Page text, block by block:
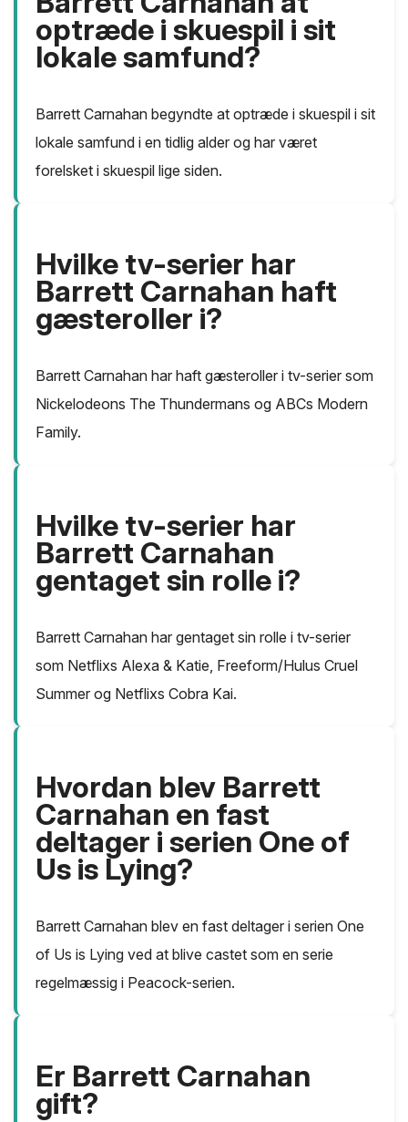
optræde i skuespil i sit
lokale samfund?
Barrett Carnahan begyndte at optræde i skuespil i sit
lokale samfund i en tidlig alder og har været
forelsket i skuespil lige siden.
Hvilke tv-serier har
Barrett Carnahan haft
gæsteroller i?
Barrett Carnahan har haft gæsteroller i tv-serier som
Nickelodeons The Thundermans og ABCs Modern
Family.
Hvilke tv-serier har
Barrett Carnahan
gentaget sin rolle i?
Barrett Carnahan har gentaget sin rolle i tv-serier
som Netflixs Alexa & Katie, Freeform/Hulus Cruel
Summer og Netflixs Cobra Kai.
Hvordan blev Barrett
Carnahan en fast
deltager i serien One of
Us is Lying?
Barrett Carnahan blev en fast deltager i serien One
of Us is Lying ved at blive castet som en serie
regelmæssig i Peacock-serien.
Er Barrett Carnahan
gift?